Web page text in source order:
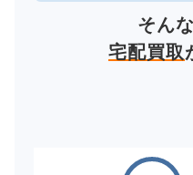
そん
宅配買取